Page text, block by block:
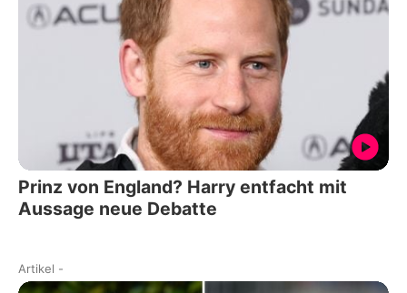
Prinz von England? Harry entfacht mit
Aussage neue Debatte
Artikel -